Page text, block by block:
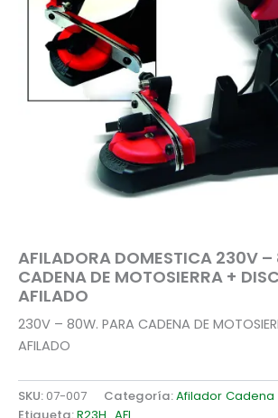
AFILADORA DOMESTICA 230V
CADENA DE MOTOSIERRA +
AFILADO
230V – 80W. PARA CADENA DE
AFILADO
SKU: 07-007 Categoría:Afilador Cadena